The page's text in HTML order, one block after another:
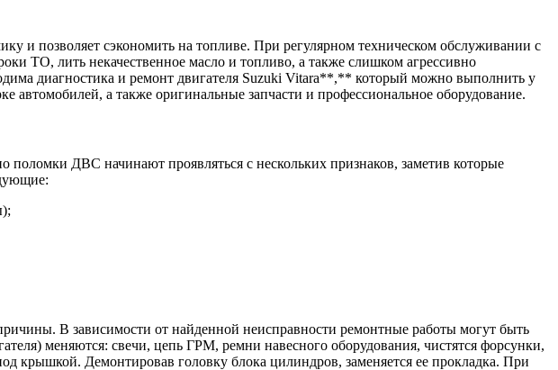
и позволяет сэкономить на топливе. При регулярном техническом обслуживании с
ТО, лить некачественное масло и топливо, а также слишком агрессивно
диагностика и ремонт двигателя Suzuki Vitara**,** который можно выполнить у
а также оригинальные запчасти и профессиональное оборудование.
ДВС начинают проявляться с нескольких признаков, заметив которые
В зависимости от найденной неисправности ремонтные работы могут быть
меняются: свечи, цепь ГРМ, ремни навесного оборудования, чистятся форсунки,
крышкой. Демонтировав головку блока цилиндров, заменяется ее прокладка. При